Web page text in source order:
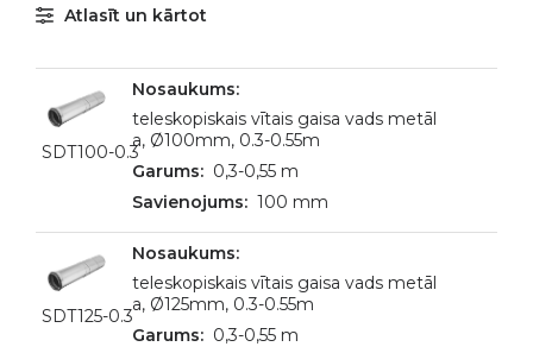
Atlasīt un kārtot
SDT100-0.3
teleskopiskais vītais gaisa vads metāl
a, Ø100mm, 0.3-0.55m
0,3-0,55 m
100 mm
SDT125-0.3
teleskopiskais vītais gaisa vads metāl
a, Ø125mm, 0.3-0.55m
0,3-0,55 m